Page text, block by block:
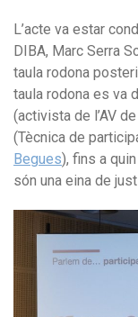
L’acte va estar
DIBA, Marc Serra
taula rodona
taula rodona es va
(activista de l’AV
(Tècnica de
Begues), fins a
són una eina de